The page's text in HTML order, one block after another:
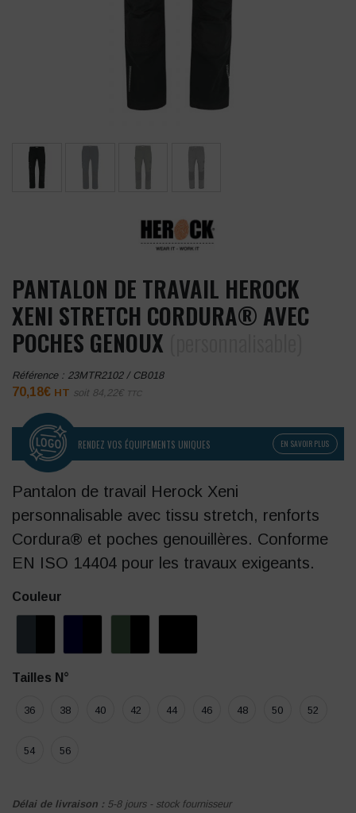
PANTALON DE TRAVAIL HEROCK
XENI STRETCH CORDURA® AVEC
POCHES GENOUX
Référence : 23MTR2102 / CB018
70,18€ HT soit 84,22€ TTC
RENDEZ VOS ÉQUIPEMENTS UNIQUES EN SAVOIR PLUS
Pantalon de travail Herock Xeni
personnalisable avec tissu stretch, renforts
Cordura® et poches genouillères. Conforme
EN ISO 14404 pour les travaux exigeants.
Couleur
Tailles N°
36 38 40 42 44 46 48 50 52
54 56
Délai de livraison : 5-8 jours - stock fournisseur